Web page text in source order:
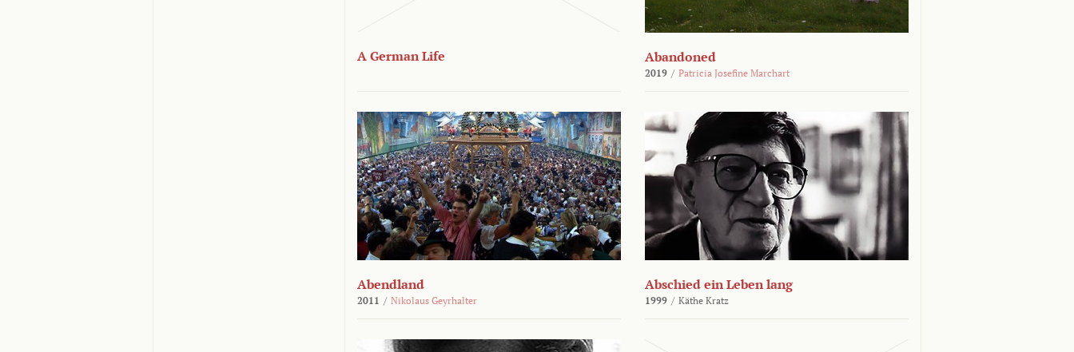
A German Life Abandoned
2019 / Patricia Josefine Marchart
Abendland
2011 / Nikolaus Geyrhalter
Abschied ein Leben lang
1999 / Käthe Kratz